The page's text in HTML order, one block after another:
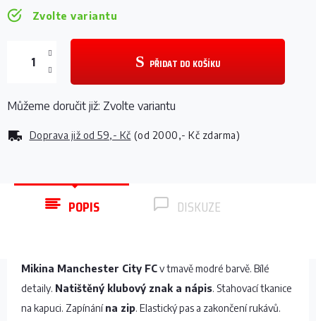
Zvolte variantu
Doprava již od 59,- Kč (od 2000,- Kč zdarma)
PŘIDAT DO KOŠÍKU
Můžeme doručit již: Zvolte variantu
POPIS DISKUZE
Mikina Manchester City FCv tmavě modré barvě. Bílé
detaily. Natištěný klubový znak a nápis. Stahovací tkanice
na kapuci. Zapínánína zip. Elastický pas a zakončení rukávů.